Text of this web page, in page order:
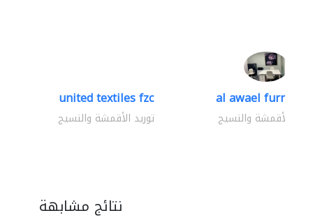
united textiles fzc
توريد الأقمشة والنسيج
al awael
الأقمشة والنسيج
نتائج مشابهة